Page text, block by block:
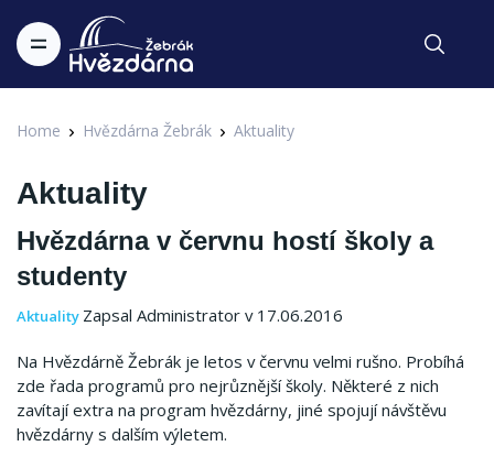
Home Hvězdárna Žebrák Aktuality
Aktuality
Hvězdárna v červnu hostí školy a
studenty
Aktuality Zapsal Administrator v 17.06.2016
Na Hvězdárně Žebrák je letos v červnu velmi rušno. Probíhá
zde řada programů pro nejrůznější školy. Některé z nich
zavítají extra na program hvězdárny, jiné spojují návštěvu
hvězdárny s dalším výletem.